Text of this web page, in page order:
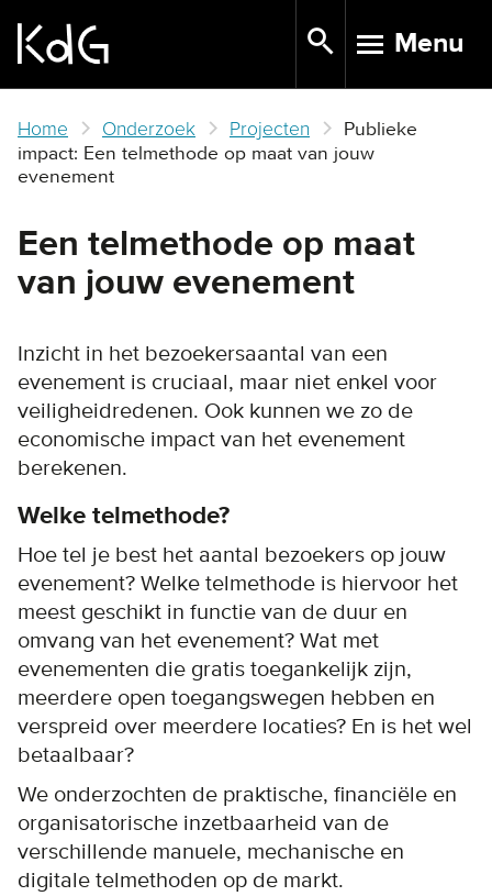
main
TOGGLE
Menu
Home Onderzoek Projecten
Publieke
impact: Een telmethode op maat van jouw
evenement
Een telmethode op maat
van jouw evenement
Inzicht in het bezoekersaantal van een
evenement is cruciaal, maar niet enkel voor
veiligheidredenen. Ook kunnen we zo de
economische impact van het evenement
berekenen.
Welke telmethode?
Hoe tel je best het aantal bezoekers op jouw
evenement? Welke telmethode is hiervoor het
meest geschikt in functie van de duur en
omvang van het evenement? Wat met
evenementen die gratis toegankelijk zijn,
meerdere open toegangswegen hebben en
verspreid over meerdere locaties? En is het wel
betaalbaar?
We onderzochten de praktische, financiële en
organisatorische inzetbaarheid van de
verschillende manuele, mechanische en
digitale telmethoden op de markt.